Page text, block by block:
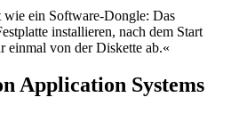
ein Software-Dongle: Das
installieren, nach dem Start
einmal von der Diskette ab.«
Application Systems